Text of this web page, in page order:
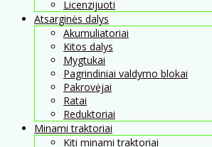
Licenzijuoti
Atsarginės dalys
Akumuliatoriai
Kitos dalys
Mygtukai
Pagrindiniai valdymo blokai
Pakrovėjai
Ratai
Reduktoriai
Minami traktoriai
Kiti minami traktoriai